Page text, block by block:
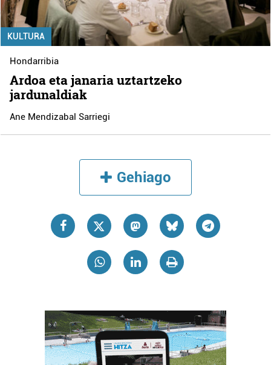
KULTURA
Hondarribia
Ardoa eta janaria uztartzeko
jardunaldiak
Ane Mendizabal Sarriegi
Gehiago